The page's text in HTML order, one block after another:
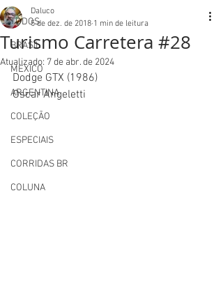
TODOS
BRASIL
MEXICO
ARGENTINA
COLEÇÃO
ESPECIAIS
CORRIDAS BR
COLUNA
Turismo Carretera #28
Daluco
5 de dez. de 2018 1 min de leitura
Atualizado: 7 de abr. de 2024
Dodge GTX (1986)
Oscar Angeletti